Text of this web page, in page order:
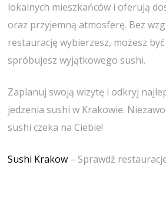
lokalnych mieszkańców i oferują
oraz przyjemną atmosferę. Bez
restaurację wybierzesz, możesz
spróbujesz wyjątkowego sushi.
Zaplanuj swoją wizytę i odkryj
jedzenia sushi w Krakowie.
sushi czeka na Ciebie!
Sushi Krakow – Sprawdź